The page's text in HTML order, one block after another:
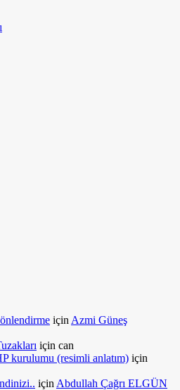
için Azmi Güneş
için can
kurulumu (resimli anlatım) için
için Abdullah Çağrı ELGÜN